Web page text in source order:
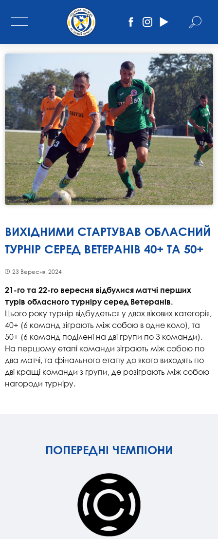
ВИХІДНИМИ СТАРТУВАВ ОБЛАСНИЙ
ТУРНІР СЕРЕД ВЕТЕРАНІВ 40+ ТА 50+
23 Вересня, 2024
21-го та 22-го вересня відбулися матчі перших
турів обласного турніру серед Ветеранів.
Цього року турнір відбудеться у двох вікових категорія,
40+ (6 команд зіграють між собою в одне коло), та
50+ (6 команд поділені на дві групи по 3 команди).
На першому етапі команди зіграють між собою по
два матчі, та фінального етапу до якого виходять по
дві кращі команди з групи, де розіграють між собою
нагороди турніру.
ПОПЕРЕДНІ ЧЕМПІОНИ